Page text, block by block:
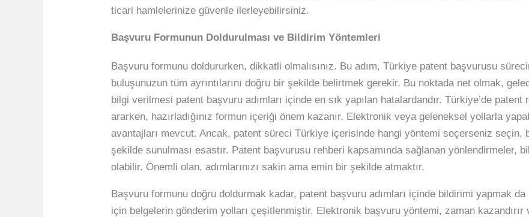
ticari hamlelerinize güvenle ilerleyebilirsiniz.
Başvuru Formunun Doldurulması ve Bildirim Yöntemleri
Başvuru formunu doldururken, dikkatli olmalısınız. Bu adım, Türkiye patent başvurusu
buluşunuzun tüm ayrıntılarını doğru bir şekilde belirtmek gerekir. Bu noktada net olmak,
bilgi verilmesi patent başvuru adımları içinde en sık yapılan hatalardandır. Türkiye’de patent
ararken, hazırladığınız formun içeriği önem kazanır. Elektronik veya geleneksel yollarla
avantajları mevcut. Ancak, patent süreci Türkiye içerisinde hangi yöntemi seçerseniz seçin,
şekilde sunulması esastır. Patent başvurusu rehberi kapsamında sağlanan yönlendirmeler,
olabilir. Önemli olan, adımlarınızı sakin ama emin bir şekilde atmaktır.
Başvuru formunu doğru doldurmak kadar, patent başvuru adımları içinde bildirimi yapmak
için belgelerin gönderim yolları çeşitlenmiştir. Elektronik başvuru yöntemi, zaman kazandırır